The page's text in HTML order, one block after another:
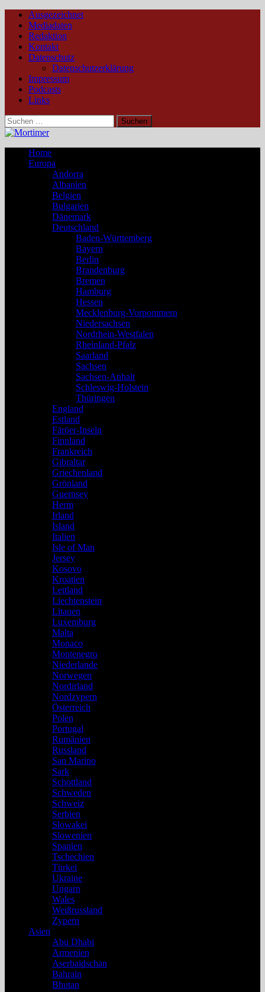
Ausgezeichnet
Mediadaten
Redaktion
Kontakt
Datenschutz
Datenschutzerklärung
Impressum
Podcasts
Links
Suchen
nach:
Home
Europa
Andorra
Albanien
Belgien
Bulgarien
Dänemark
Deutschland
Baden-Württemberg
Bayern
Berlin
Brandenburg
Bremen
Hamburg
Hessen
Mecklenburg-Vorpommern
Niedersachsen
Nordrhein-Westfalen
Rheinland-Pfalz
Saarland
Sachsen
Sachsen-Anhalt
Schleswig-Holstein
Thüringen
England
Estland
Färöer-Inseln
Finnland
Frankreich
Gibraltar
Griechenland
Grönland
Guernsey
Herm
Irland
Island
Italien
Isle of Man
Jersey
Kosovo
Kroatien
Lettland
Liechtenstein
Litauen
Luxemburg
Malta
Monaco
Montenegro
Niederlande
Norwegen
Nordirland
Nordzypern
Österreich
Polen
Portugal
Rumänien
Russland
San Marino
Sark
Schottland
Schweden
Schweiz
Serbien
Slowakei
Slowenien
Spanien
Tschechien
Türkei
Ukraine
Ungarn
Wales
Weißrussland
Zypern
Asien
Abu Dhabi
Armenien
Aserbaidschan
Bahrain
Bhutan